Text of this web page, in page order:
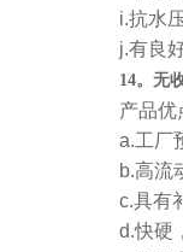
i.抗水
j.有良
14。无
产品优
a.工厂
b.高流
c.具有
d.快硬